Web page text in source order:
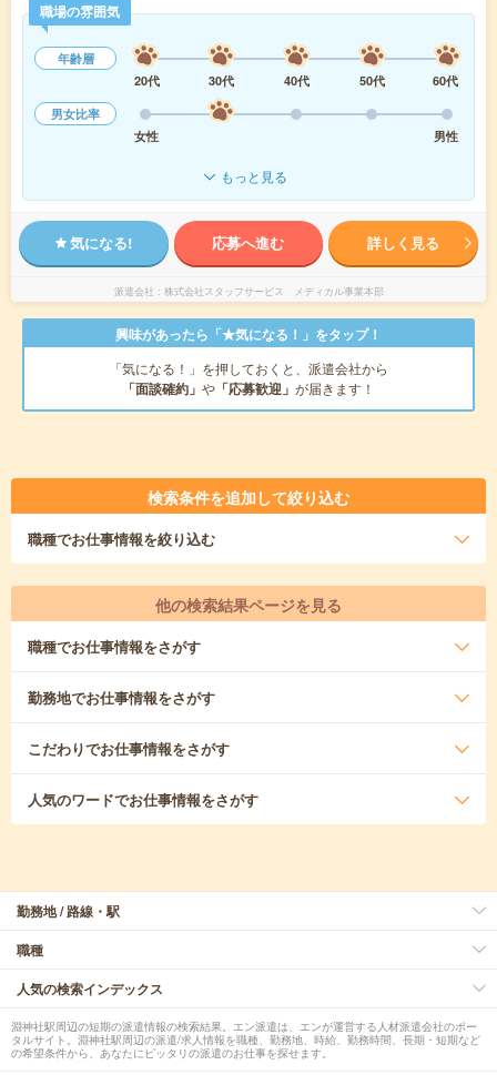
職場の雰囲気
年齢層
20代
30代 40代 50代
60代
男女比率
女性
男性
もっと見る
気になる! 応募へ進む 詳しく見る
派遣会社 株式会社スタッフサービス メディカル事業本部
興味があったら「★気になる！」をタップ！
「気になる！」を押しておくと、派遣会社から
「面談確約」 や 「応募歓迎」 が届きます！
検索条件を追加して絞り込む
職種でお仕事情報を絞り込む
他の検索結果ページを見る
職種でお仕事情報をさがす
勤務地でお仕事情報をさがす
こだわりでお仕事情報をさがす
人気のワードでお仕事情報をさがす
勤務地 / 路線・駅
職種
人気の検索インデックス
淵神社駅周辺の短期の派遣情報の検索結果。エン派遣は、エンが運営する人材派遣会社のポー
タルサイト。淵神社駅周辺の派遣/求人情報を職種、勤務地、時給、勤務時間、長期・短期など
の希望条件から、あなたにピッタリの派遣のお仕事を探せます。